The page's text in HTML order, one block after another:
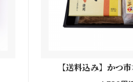
【送料込み】かつ